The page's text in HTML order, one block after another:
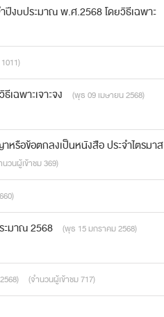
ปีงบประมาณ พ.ศ.2568 โดยวิธีเฉพาะ
ฉพาะเจาะจง
(พุธ 09 เมษายน 2568)
รือข้อตกลงเป็นหนังสือ ประจำไตรมาส
นวนผู้เข้าชม 369)
ะมาณ 2568
(พุธ 15 มกราคม 2568)
(จำนวนผู้เข้าชม 717)